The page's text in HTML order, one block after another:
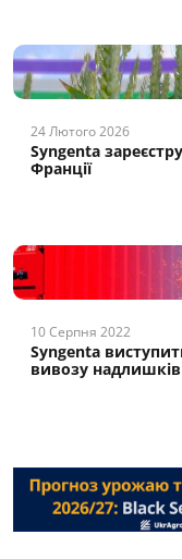
24 Лютого 2026
Syngenta
Франції
10 Серпня 2022
Syngenta
вивозу